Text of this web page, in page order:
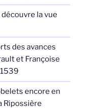
la vue
des avances
et Françoise
encore en
Ripossière